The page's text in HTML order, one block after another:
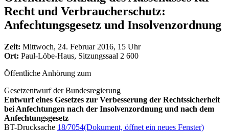
Recht und Verbraucherschutz:
Anfechtungsgesetz und Insolvenzordnung
Zeit: Mittwoch, 24. Februar 2016, 15 Uhr
Ort: Paul-Löbe-Haus, Sitzungssaal 2 600
Öffentliche Anhörung zum
Gesetzentwurf der Bundesregierung
Entwurf eines Gesetzes zur Verbesserung der Rechtssicherheit
bei Anfechtungen nach der Insolvenzordnung und nach dem
Anfechtungsgesetz
BT-Drucksache 18/7054(Dokument, öffnet ein neues Fenster)